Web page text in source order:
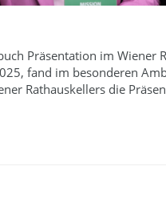
Präsentation im Wiener
fand im besonderen
Rathauskellers die